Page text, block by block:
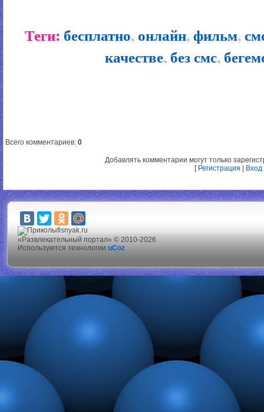
Теги: бесплатно,онлайн,фильм,
качестве,без смс,
Всего комментариев: 0
Добавлять комментарии могут только
[ Регистрация Вход
fisnyak.ru
«Развлекательный портал» © 2010-2026
Используются технологии uCoz